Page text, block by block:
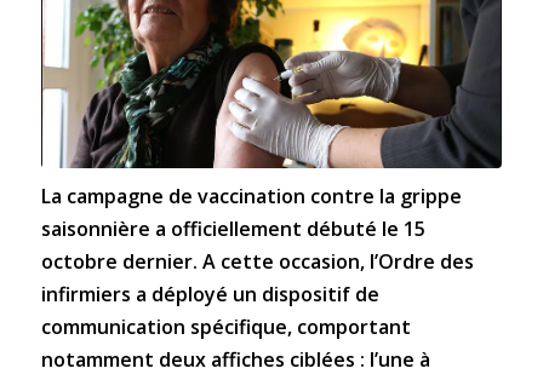
La campagne de vaccination contre la grippe
saisonnière a officiellement débuté le 15
octobre dernier. A cette occasion, l’Ordre des
infirmiers a déployé un dispositif de
communication spécifique, comportant
notamment deux affiches ciblées : l’une à